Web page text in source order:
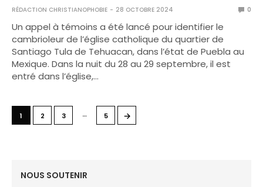
RÉDACTION CHRISTIANOPHOBIE 28 OCTOBRE 2024 0
Un appel à témoins a été lancé pour identifier le
cambrioleur de l’église catholique du quartier de
Santiago Tula de Tehuacan, dans l’état de Puebla au
Mexique. Dans la nuit du 28 au 29 septembre, il est
entré dans l’église,…
1 2 3 … 5 →
NOUS SOUTENIR